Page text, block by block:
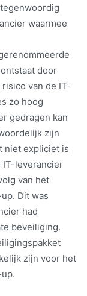
waarmee
door
van de IT-
zo hoog
gedragen kan
zijn
niet expliciet is
IT-leverancier
van het
Dit was
had
beveiliging.
zijn voor het